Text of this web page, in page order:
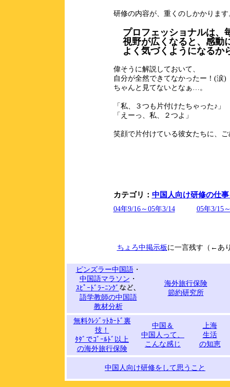
研修の内容が、重くのしかかります
プロフェッショナルは、
視野が広くなると、感動
よく気づくようになるか
偉そうに解説しておいて、
自分が全然できてなかったー！(涙)
ちゃんと見てないとなぁ…。
「私、３つも片付けたちゃった♪」
「えーっ、私、２つよ」
笑顔で片付けている彼女たちに、
カテゴリ： 中国人向け研修の仕
04年9/16～05年3/14 05年3/15
ちょろ中掲示板 に一言残す（←あ
ピンズラー中国語・
中国語マラソン ・
ｽﾋﾟｰﾄﾞﾗｰﾆﾝｸﾞ など、
語学教師の中国語
教材分析
海外旅行保険
節約研究所
無料ｸﾚｼﾞｯﾄｶｰﾄﾞ裏
技！
ﾀﾀﾞでｺﾞｰﾙﾄﾞ以上
の海外旅行保険
中国＆
中国人って、
こんな感じ
上海
生活
の知恵
中国人向け研修をして思うこと